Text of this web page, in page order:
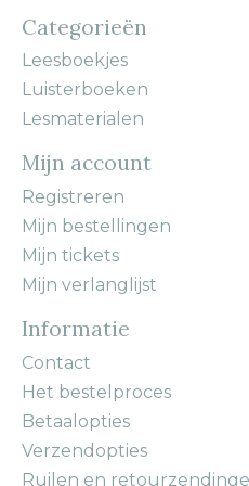
Categorieën
Leesboekjes
Luisterboeken
Lesmaterialen
Mijn account
Registreren
Mijn bestellingen
Mijn tickets
Mijn verlanglijst
Informatie
Contact
Het bestelproces
Betaalopties
Verzendopties
Ruilen en